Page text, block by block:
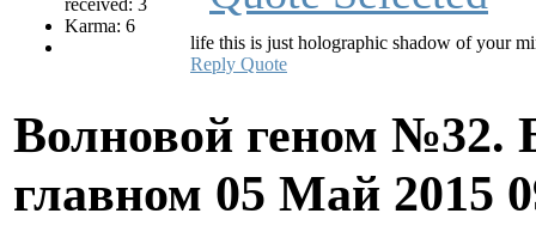
received: 3
Karma: 6
life this is just holographic shadow of your
Reply Quote
Волновой геном №32.
главном 05 Май 2015